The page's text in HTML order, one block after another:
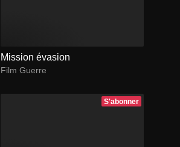
Mission évasion
Film Guerre
S'abonner